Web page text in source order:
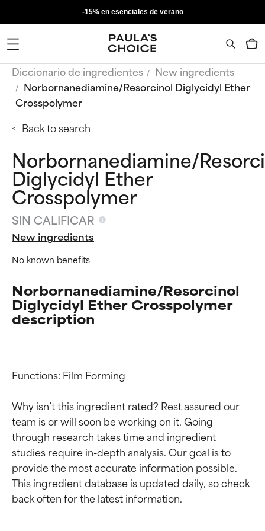
-15% en esenciales de verano
Diccionario de ingredientes
New ingredients
Norbornanediamine/Resorcinol Diglycidyl Ether
Crosspolymer
Back to search
Norbornanediamine/
Diglycidyl Ether
Crosspolymer
SIN CALIFICAR
New ingredients
No known benefits
Norbornanediamine/Resorcinol
Diglycidyl Ether Crosspolymer
description
Functions: Film Forming
Why isn’t this ingredient rated? Rest assured our
team is or will soon be working on it. Going
through research takes time and ingredient
studies require in-depth analysis. Our goal is to
provide the most accurate information possible.
This ingredient database is updated daily, so check